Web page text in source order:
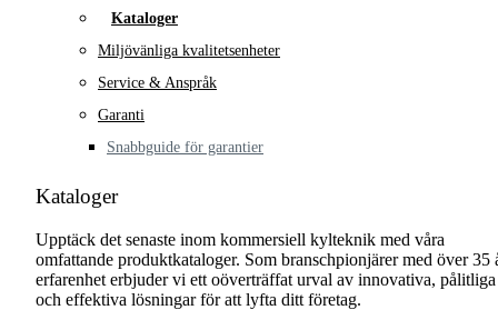
Kataloger
Miljövänliga kvalitetsenheter
Service & Anspråk
Garanti
Snabbguide för garantier
Kataloger
Upptäck det senaste inom kommersiell kylteknik med våra
omfattande produktkataloger. Som branschpionjärer med över 35
erfarenhet erbjuder vi ett oöverträffat urval av innovativa, pålitliga
och effektiva lösningar för att lyfta ditt företag.